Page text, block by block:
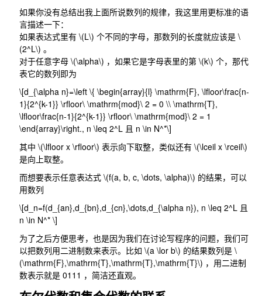
如果你没有总结出我上面所说数列的规律，我这里用更标准的语
言描述一下：
如果表达式里有 \(L\) 个不同的字母，那数列的长度就应该是 \
(2^L\) 。
对于任意字母 \(\alpha\) ，如果它是字母表里的第 \(k\) 个，那代
表它的数列即为
\[d_{\alpha n}=\left \{ \begin{array}{l} \mathrm{F}, \lfloor\frac{n-
1}{2^{k-1}} \rfloor\ \mathrm{mod}\ 2 = 0 \\ \mathrm{T},
\lfloor\frac{n-1}{2^{k-1}} \rfloor\ \mathrm{mod}\ 2 = 1
\end{array}\right., n \leq 2^L 且 n \in N^*\]
其中 \(\lfloor x \rfloor\) 表示向下取整，类似还有 \(\lceil x \rceil\)
是向上取整。
而想要表示任意表达式 \(f(a, b, c, \dots, \alpha)\) 的结果，可以
用数列
\[d_n=f(d_{an},d_{bn},d_{cn},\dots,d_{\alpha n}), n \leq 2^L 且
n \in N^* \]
为了之后方便思考，也是因为我们在讨论写程序的问题，我们可
以把数列用二进制数来表示。比如 \(a \lor b\) 的结果数列是 \
(\mathrm{F},\mathrm{T},\mathrm{T},\mathrm{T}\) ，用二进制
数表示就是 0111 ，简洁还直观。